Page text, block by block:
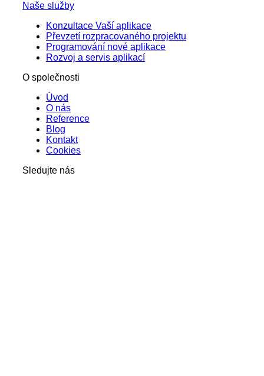
Naše služby
Konzultace Vaší aplikace
Převzetí rozpracovaného projektu
Programování nové aplikace
Rozvoj a servis aplikací
O společnosti
Úvod
O nás
Reference
Blog
Kontakt
Cookies
Sledujte nás